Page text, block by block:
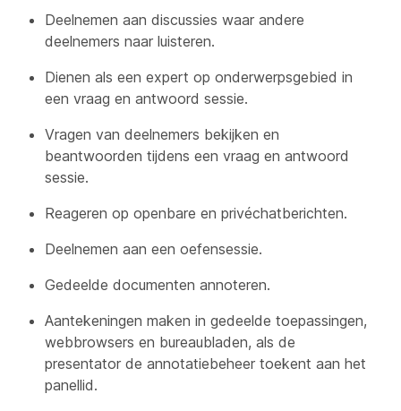
Deelnemen aan discussies waar andere
deelnemers naar luisteren.
Dienen als een expert op onderwerpsgebied in
een vraag en antwoord sessie.
Vragen van deelnemers bekijken en
beantwoorden tijdens een vraag en antwoord
sessie.
Reageren op openbare en privéchatberichten.
Deelnemen aan een oefensessie.
Gedeelde documenten annoteren.
Aantekeningen maken in gedeelde toepassingen,
webbrowsers en bureaubladen, als de
presentator de annotatiebeheer toekent aan het
panellid.